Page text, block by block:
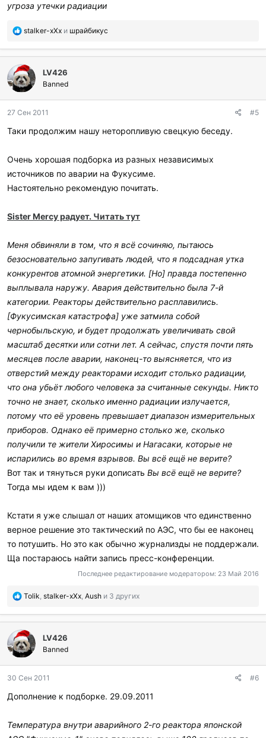
угроза утечки радиации
П
б
л
а
г
о
а
и
и
stalker-xXx и шрайбикус
LV426
Banned
27 Сен 2011 #5
Таки продолжим нашу неторопливую свецкую беседу.
Очень хорошая подборка из разных независимых
источников по аварии на Фукусиме.
Настоятельно рекомендую почитать.
Sister Mercy радует. Читать тут
Меня обвиняли в том, что я всё сочиняю, пытаюсь
безосновательно запугивать людей, что я подсадная утка
конкурентов атомной энергетики. [Но] правда постепенно
выплывала наружу. Авария действительно была 7-й
категории. Реакторы действительно расплавились.
[Фукусимская катастрофа] уже затмила собой
чернобыльскую, и будет продолжать увеличивать свой
масштаб десятки или сотни лет. А сейчас, спустя почти пять
месяцев после аварии, наконец-то выясняется, что из
отверстий между реакторами исходит столько радиации,
что она убьёт любого человека за считанные секунды. Никто
точно не знает, сколько именно радиации излучается,
потому что её уровень превышает диапазон измерительных
приборов. Однако её примерно столько же, сколько
получили те жители Хиросимы и Нагасаки, которые не
испарились во время взрывов. Вы всё ещё не верите?
Вот так и тянуться руки дописать Вы всё ещё не верите?
Тогда мы идем к вам )))
Кстати я уже слышал от наших атомщиков что единственно
верное решение это тактический по АЭС, что бы ее наконец
то потушить. Но это как обычно журнализды не поддержали.
Ща постараюсь найти запись пресс-конференции.
Последнее редактирование модератором: 23 Май 2016
П
б
а
г
о
а
и
и
Tolik stalker-xXx Aush и 3 других
LV426
Banned
30 Сен 2011 #6
Дополнение к подборке. 29.09.2011
Температура внутри аварийного 2-го реактора японской